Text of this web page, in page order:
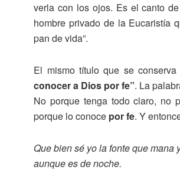
verla con los ojos. Es el canto
hombre privado de la Eucaristía
pan de vida”.
El mismo título que se
conocer a Dios por fe”. La
No porque tenga todo claro, no
porque lo conoce por fe. Y
Que bien sé yo la fonte que mana
aunque es de noche.